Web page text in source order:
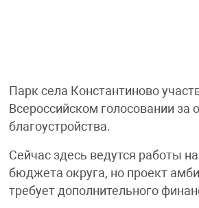
Парк села Константиново
Всероссийском голосовании за
благоустройства.
Сейчас здесь ведутся работы
бюджета округа, но проект
требует дополнительного